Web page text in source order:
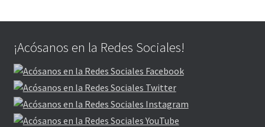
¡Acósanos en la Redes Sociales!